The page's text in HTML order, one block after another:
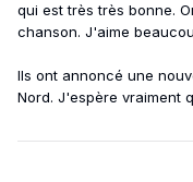
qui est très très bonne.
chanson. J'aime
Ils ont annoncé une
Nord. J'espère vraiment